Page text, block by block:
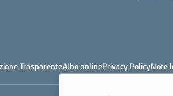
TrasparenteAlbo onlinePrivacy PolicyNote